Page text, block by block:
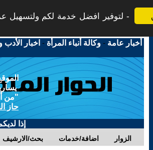
لتوفير افضل خدمة لكم ولتسهيل
أخبار عامة -وكالة أنباء المرأة - اخبار الأدب
"من
حاز
إذا
بحث/الارشيف اضافة/خدمات الزوار